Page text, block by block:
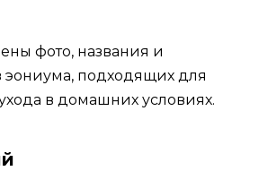
фото, названия и
подходящих для
в домашних условиях.